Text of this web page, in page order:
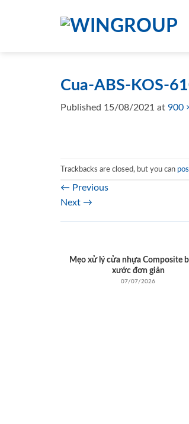
Cua-ABS-KOS-
Published 15/08/2021 at 900
Trackbacks are closed, but you can
← Previous
Next →
Mẹo xử lý cửa nhựa Composite
xước đơn giản
07/07/2026